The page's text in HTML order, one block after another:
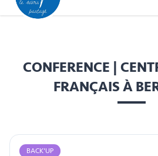
CONFERENCE |
FRANÇAIS À
BACK'UP